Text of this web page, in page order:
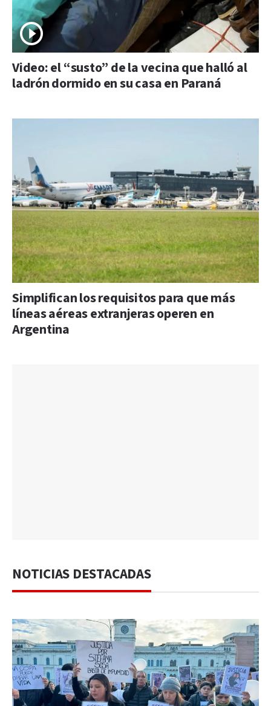
Video: el “susto” de la vecina que halló al
ladrón dormido en su casa en Paraná
Simplifican los requisitos para que más
líneas aéreas extranjeras operen en
Argentina
NOTICIAS DESTACADAS